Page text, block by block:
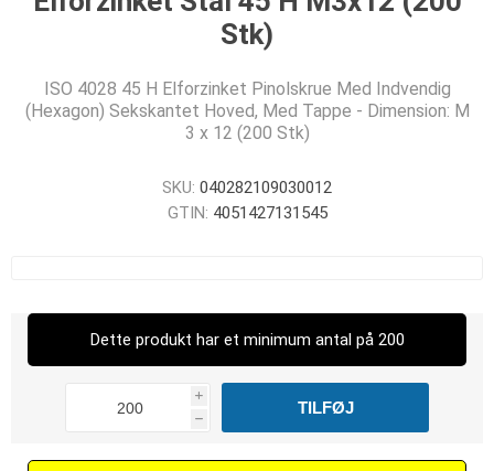
Stk)
ISO 4028 45 H Elforzinket Pinolskrue Med Indvendig
(Hexagon) Sekskantet Hoved, Med Tappe - Dimension: M
3 x 12 (200 Stk)
SKU: 040282109030012
GTIN: 4051427131545
Dette produkt har et minimum antal på 200
i
h